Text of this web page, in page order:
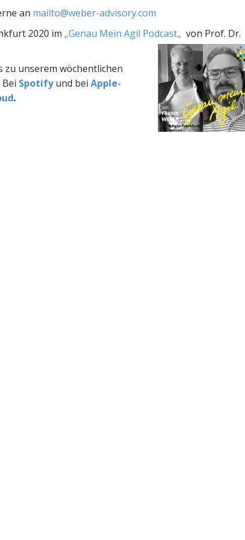
an mailto@weber-advisory.com
2020 im „Genau Mein Agil Podcast„ von Prof. Dr.
zu unserem wöchentlichen
Bei Spotify und bei Apple-
.